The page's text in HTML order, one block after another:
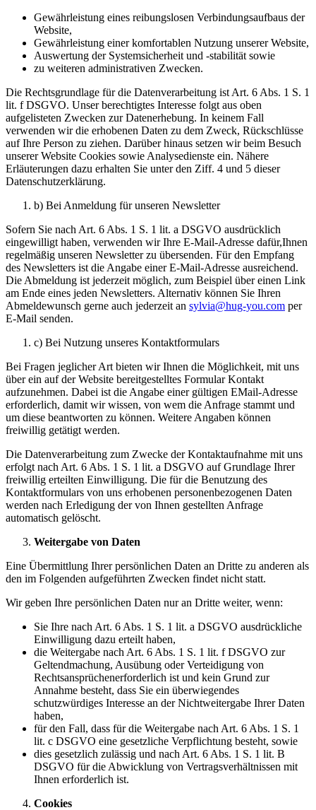
Gewährleistung eines reibungslosen Verbindungsaufbaus der
Website,
Gewährleistung einer komfortablen Nutzung unserer Website,
Auswertung der Systemsicherheit und -stabilität sowie
zu weiteren administrativen Zwecken.
Die Rechtsgrundlage für die Datenverarbeitung ist Art. 6 Abs. 1 S. 1
lit. f DSGVO. Unser berechtigtes Interesse folgt aus oben
aufgelisteten Zwecken zur Datenerhebung. In keinem Fall
verwenden wir die erhobenen Daten zu dem Zweck, Rückschlüsse
auf Ihre Person zu ziehen. Darüber hinaus setzen wir beim Besuch
unserer Website Cookies sowie Analysedienste ein. Nähere
Erläuterungen dazu erhalten Sie unter den Ziff. 4 und 5 dieser
Datenschutzerklärung.
b) Bei Anmeldung für unseren Newsletter
Sofern Sie nach Art. 6 Abs. 1 S. 1 lit. a DSGVO ausdrücklich
eingewilligt haben, verwenden wir Ihre E-Mail-Adresse dafür,Ihnen
regelmäßig unseren Newsletter zu übersenden. Für den Empfang
des Newsletters ist die Angabe einer E-Mail-Adresse ausreichend.
Die Abmeldung ist jederzeit möglich, zum Beispiel über einen Link
am Ende eines jeden Newsletters. Alternativ können Sie Ihren
Abmeldewunsch gerne auch jederzeit an sylvia@hug-you.com per
E-Mail senden.
c) Bei Nutzung unseres Kontaktformulars
Bei Fragen jeglicher Art bieten wir Ihnen die Möglichkeit, mit uns
über ein auf der Website bereitgestelltes Formular Kontakt
aufzunehmen. Dabei ist die Angabe einer gültigen EMail-Adresse
erforderlich, damit wir wissen, von wem die Anfrage stammt und
um diese beantworten zu können. Weitere Angaben können
freiwillig getätigt werden.
Die Datenverarbeitung zum Zwecke der Kontaktaufnahme mit uns
erfolgt nach Art. 6 Abs. 1 S. 1 lit. a DSGVO auf Grundlage Ihrer
freiwillig erteilten Einwilligung. Die für die Benutzung des
Kontaktformulars von uns erhobenen personenbezogenen Daten
werden nach Erledigung der von Ihnen gestellten Anfrage
automatisch gelöscht.
Weitergabe von Daten
Eine Übermittlung Ihrer persönlichen Daten an Dritte zu anderen als
den im Folgenden aufgeführten Zwecken findet nicht statt.
Wir geben Ihre persönlichen Daten nur an Dritte weiter, wenn:
Sie Ihre nach Art. 6 Abs. 1 S. 1 lit. a DSGVO ausdrückliche
Einwilligung dazu erteilt haben,
die Weitergabe nach Art. 6 Abs. 1 S. 1 lit. f DSGVO zur
Geltendmachung, Ausübung oder Verteidigung von
Rechtsansprüchenerforderlich ist und kein Grund zur
Annahme besteht, dass Sie ein überwiegendes
schutzwürdiges Interesse an der Nichtweitergabe Ihrer Daten
haben,
für den Fall, dass für die Weitergabe nach Art. 6 Abs. 1 S. 1
lit. c DSGVO eine gesetzliche Verpflichtung besteht, sowie
dies gesetzlich zulässig und nach Art. 6 Abs. 1 S. 1 lit. B
DSGVO für die Abwicklung von Vertragsverhältnissen mit
Ihnen erforderlich ist.
Cookies